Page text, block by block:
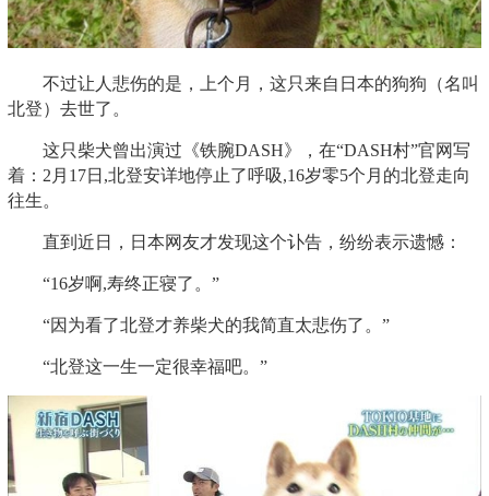
不过让人悲伤的是，上个月，这只来自日本的狗狗（名叫
北登）去世了。
这只柴犬曾出演过《铁腕DASH》，在“DASH村”官网写
着：2月17日,北登安详地停止了呼吸,16岁零5个月的北登走向
往生。
直到近日，日本网友才发现这个讣告，纷纷表示遗憾：
“16岁啊,寿终正寝了。”
“因为看了北登才养柴犬的我简直太悲伤了。”
“北登这一生一定很幸福吧。”